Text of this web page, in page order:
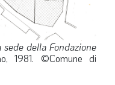
della Fondazione
1981. ©Comune di